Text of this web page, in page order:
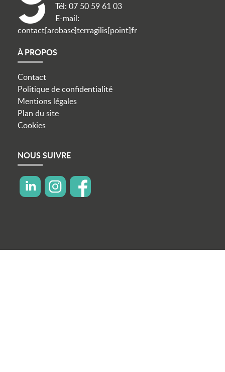
Tél: 07 50 59 61 03
E-mail:
contact[arobase]terragilis[point]fr
À PROPOS
Contact
Politique de confidentialité
Mentions légales
Plan du site
Cookies
NOUS SUIVRE
icon linkedinicon instagramicon facebook